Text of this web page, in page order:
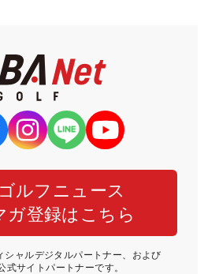
ルフニュース
ガ登録はこちら
シャルデジタルパートナー、および
式サイトパートナーです。